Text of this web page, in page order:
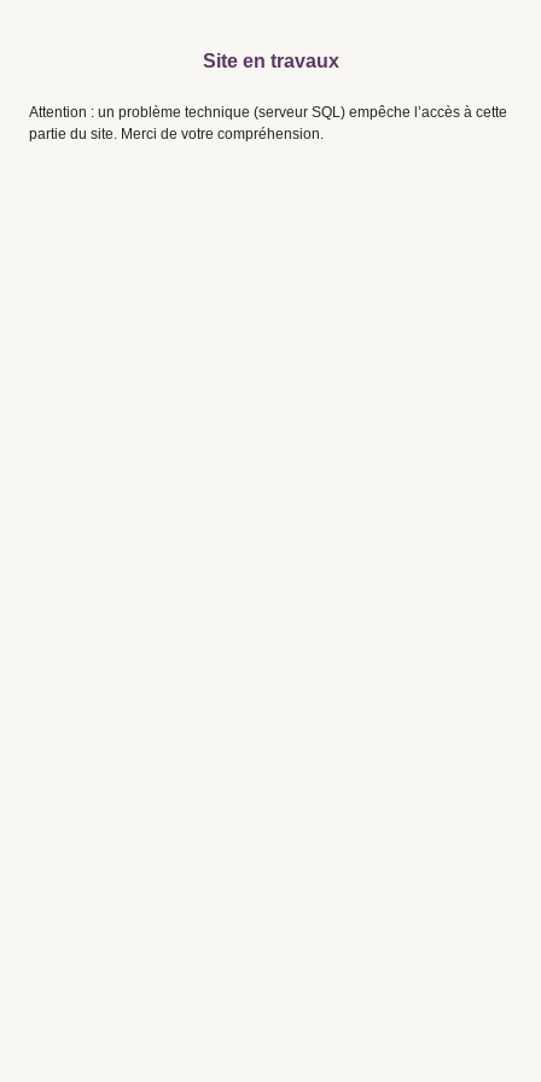
Site en travaux
Attention : un problème technique (serveur SQL) empêche l’accès à cette
partie du site. Merci de votre compréhension.